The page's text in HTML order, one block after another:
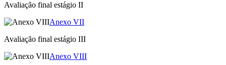
Avaliação final estágio II
Anexo VII
Avaliação final estágio III
Anexo VIII